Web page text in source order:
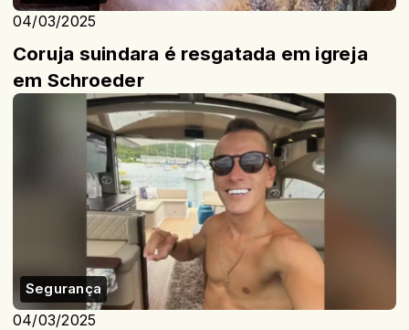
04/03/2025
Coruja suindara é resgatada em igreja
em Schroeder
Segurança
04/03/2025